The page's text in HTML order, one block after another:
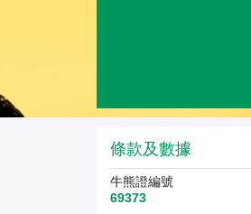
條款及數據
牛熊證編號
69373